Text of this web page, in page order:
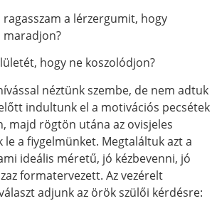
a lérzergumit, hogy
maradjon?
hogy ne koszolódjon?
néztünk szembe, de nem adtuk
indultunk el a motivációs pecsétek
majd rögtön utána az ovisjeles
a fiygelmünket. Megtaláltuk azt a
ideális méretű, jó kézbevenni, jó
formatervezett. Az vezérelt
adjunk az örök szülői kérdésre: